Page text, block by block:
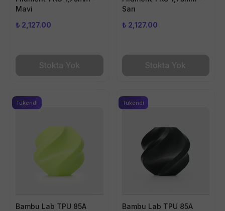
Mavi
₺ 2,127.00
Stokta Yok
Sarı
₺ 2,127.00
Stokta Yok
Bambu Lab TPU 85A
Tükendi
Bambu Lab TPU 85A
Tükendi